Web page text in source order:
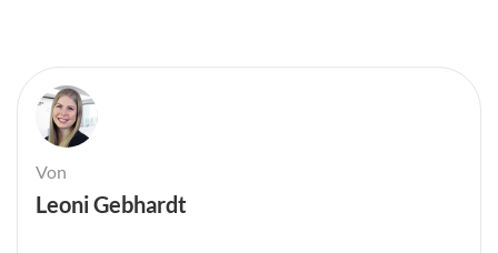
Von
Leoni Gebhardt